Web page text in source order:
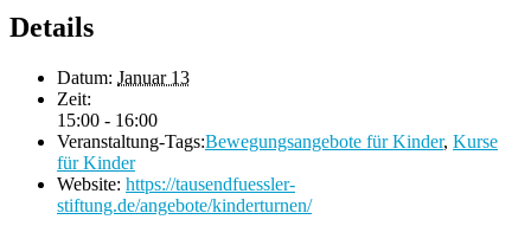
Details
Datum: Januar 13
Zeit:
15:00 - 16:00
Veranstaltung-Tags:Bewegungsangebote für Kinder, Kurse
für Kinder
Website: https://tausendfuessler-
stiftung.de/angebote/kinderturnen/